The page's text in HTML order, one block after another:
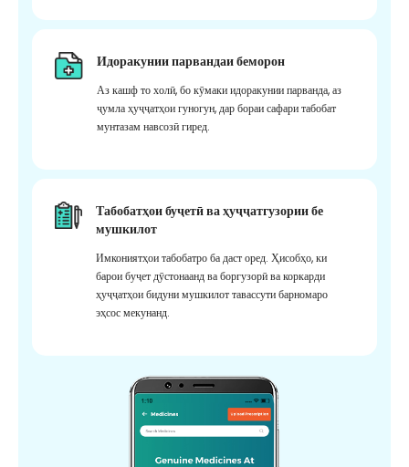
Идоракунии парвандаи беморон
Аз кашф то холӣ, бо кӯмаки идоракунии парванда, аз
ҷумла ҳуҷҷатҳои гуногун, дар бораи сафари табобат
мунтазам навсозӣ гиред.
Табобатҳои буҷетӣ ва ҳуҷҷатгузории бе
мушкилот
Имкониятҳои табобатро ба даст оред. Ҳисобҳо, ки
барои буҷет дӯстонаанд ва боргузорӣ ва коркарди
ҳуҷҷатҳои бидуни мушкилот тавассути барномаро
эҳсос мекунанд.